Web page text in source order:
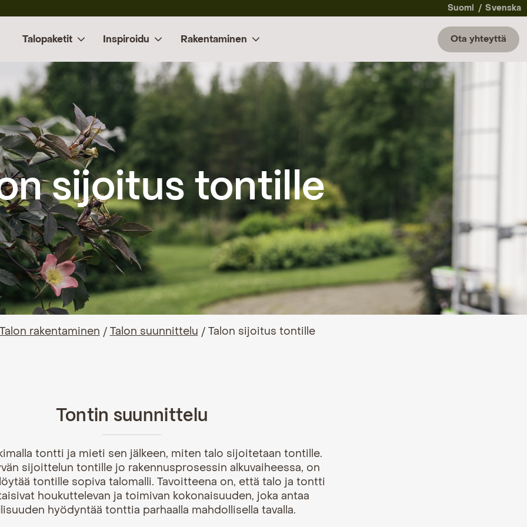
Suomi Svenska
Talopaketit Inspiroidu Rakentaminen Ota yhteyttä
sijoitus tontille
Talon rakentaminen / Talon suunnittelu / Talon sijoitus tontille
Tontin suunnittelu
tontti ja mieti sen jälkeen, mitentalo sijoitetaan tontille.
sijoittelun tontillejo rakennusprosessin alkuvaiheessa, on
tontille sopiva talomalli. Tavoitteena on, että talo ja tontti
houkuttelevan ja toimivan kokonaisuuden, joka antaa
hyödyntää tonttia parhaalla mahdollisella tavalla.